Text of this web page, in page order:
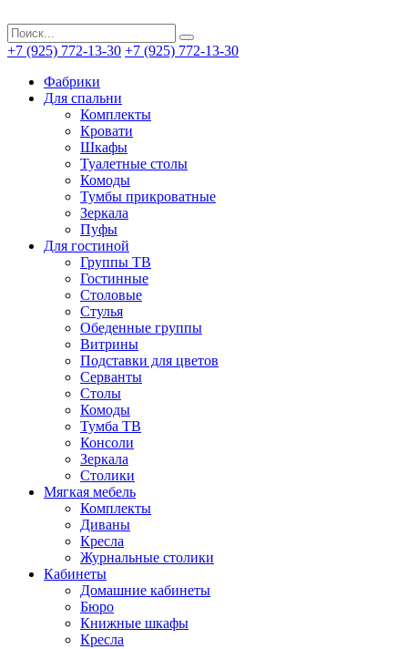
+7 (925) 772-13-30 +7 (925) 772-13-30
Фабрики
Для спальни
Комплекты
Кровати
Шкафы
Туалетные столы
Комоды
Тумбы прикроватные
Зеркала
Пуфы
Для гостиной
Группы ТВ
Гостинные
Столовые
Стулья
Обеденные группы
Витрины
Подставки для цветов
Серванты
Столы
Комоды
Тумба ТВ
Консоли
Зеркала
Столики
Мягкая мебель
Комплекты
Диваны
Кресла
Журнальные столики
Кабинеты
Домашние кабинеты
Бюро
Книжные шкафы
Кресла